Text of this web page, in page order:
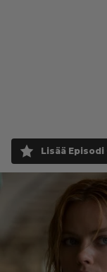
Lisää